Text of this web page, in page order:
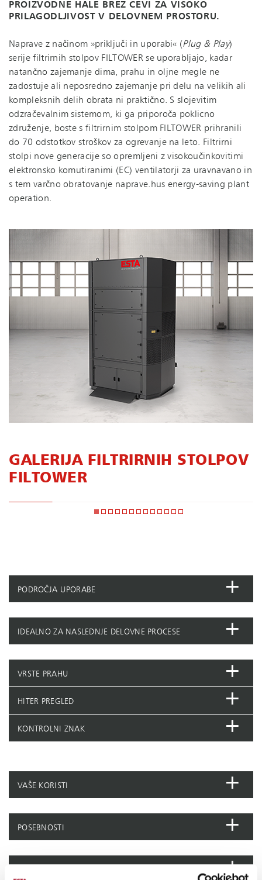
PROIZVODNE HALE BREZ CEVI ZA VISOKO
PRILAGODLJIVOST V DELOVNEM PROSTORU.
Naprave z načinom »priključi in uporabi« (Plug & Play)
serije filtrirnih stolpov FILTOWER se uporabljajo, kadar
natančno zajemanje dima, prahu in oljne megle ne
zadostuje ali neposredno zajemanje pri delu na velikih ali
kompleksnih delih obrata ni praktično. S slojevitim
odzračevalnim sistemom, ki ga priporoča poklicno
združenje, boste s filtrirnim stolpom FILTOWER prihranili
do 70 odstotkov stroškov za ogrevanje na leto. Filtrirni
stolpi nove generacije so opremljeni z vi­so­ko­u­čin­ko­vi­ti­mi
elektronsko komutiranimi (EC) ventilatorji za uravnavano in
s tem varčno obratovanje naprave.​hus energy-saving plant
operation.
GALERIJA FILTRIRNIH STOLPOV
FILTOWER
PODROČJA UPORABE
IDEALNO ZA NASLEDNJE DELOVNE PROCESE
VRSTE PRAHU
HITER PREGLED
KONTROLNI ZNAK
VAŠE KORISTI
POSEBNOSTI